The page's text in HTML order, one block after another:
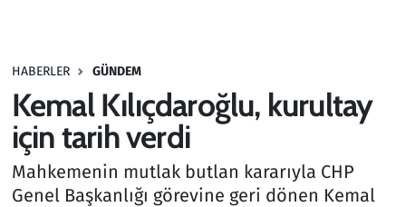
HABERLER GÜNDEM
Kemal Kılıçdaroğlu, kurultay
için tarih verdi
Mahkemenin mutlak butlan kararıyla CHP
Genel Başkanlığı görevine geri dönen Kemal
Haber
Kültür Sanat
Kurumsal Haberler